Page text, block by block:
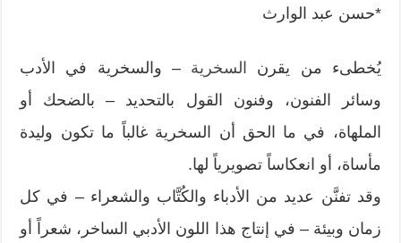
*حسن عبد الوارث
يُخطىء من يقرن السخرية – والسخرية في الأدب
وسائر الفنون، وفنون القول بالتحديد – بالضحك أو
الملهاة، في ما الحق أن السخرية غالباً ما تكون وليدة
مأساة، أو انعكاساً تصويرياً لها.
وقد تفنَّن عديد من الأدباء والكُتَّاب والشعراء – في كل
زمان وبيئة – في إنتاج هذا اللون الأدبي الساخر، شعراً أو